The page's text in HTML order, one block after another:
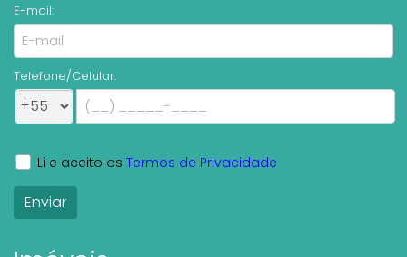
E-mail:
Telefone/Celular:
Li e aceito os Termos de Privacidade